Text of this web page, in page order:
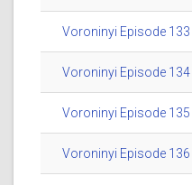
Voroninyi Episode
Voroninyi Episode
Voroninyi Episode
Voroninyi Episode